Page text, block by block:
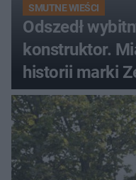
SMUTNE WIEŚCI
Odszedł
konstruktor.
historii marki